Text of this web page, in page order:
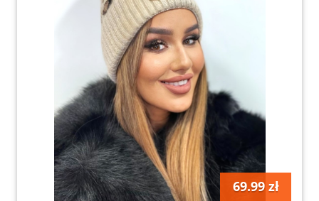
69.99 zł